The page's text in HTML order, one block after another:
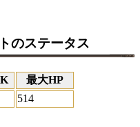
のステータス
最大HP
514